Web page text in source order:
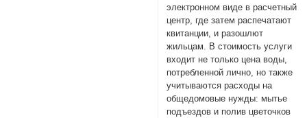
электронном виде в расчетный
центр, где затем распечатают
квитанции, и разошлют
жильцам. В стоимость услуги
входит не только цена воды,
потребленной лично, но также
учитываются расходы на
общедомовые нужды: мытье
подъездов и полив цветочков